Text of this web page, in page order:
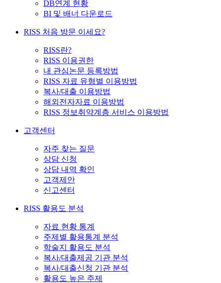
DB연계 현황
BI 및 배너 다운로드
RISS 처음 방문 이세요?
RISS란?
RISS 이용권한
내 관심논문 등록방법
RISS 자료 유형별 이용방법
복사/대출 이용방법
해외전자자료 이용방법
RISS 정보취약계층 서비스 이용방법
고객센터
자주 찾는 질문
상담 신청
상담 내역 확인
고객제안
신고센터
RISS 활용도 분석
자료 현황 통계
주제별 활용통계 분석
학술지 활용도 분석
복사/대출제공 기관 분석
복사/대출신청 기관 분석
활용도 높은 주제